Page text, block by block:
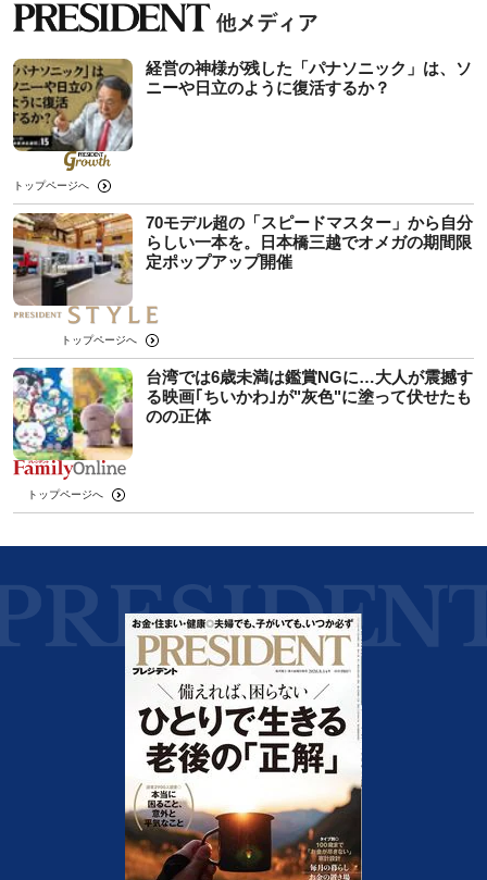
経営の神様が残した「パナソニック」は、ソ
ニーや日立のように復活するか？
トップページへ
70モデル超の「スピードマスター」から自分
らしい一本を。日本橋三越でオメガの期間限
定ポップアップ開催
トップページへ
台湾では6歳未満は鑑賞NGに…大人が震撼す
る映画｢ちいかわ｣が"灰色"に塗って伏せたも
のの正体
トップページへ